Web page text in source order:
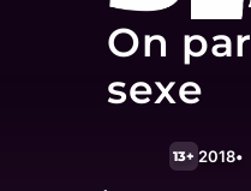
On
sexe
13+ 2018